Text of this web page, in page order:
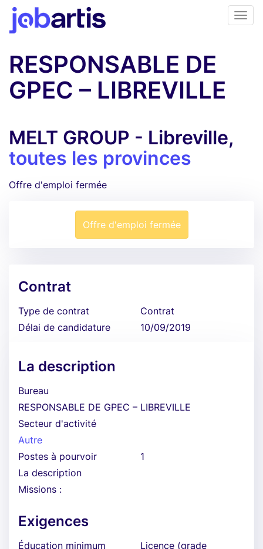
RESPONSABLE DE
GPEC – LIBREVILLE
MELT GROUP - Libreville,
toutes les provinces
Offre d'emploi fermée
Offre d'emploi fermée
Contrat
Type de contrat
Contrat
Délai de candidature
10/09/2019
La description
Bureau
RESPONSABLE DE GPEC – LIBREVILLE
Secteur d'activité
Autre
Postes à pourvoir
1
La description
Missions :
Exigences
Éducation minimum
Licence (grade